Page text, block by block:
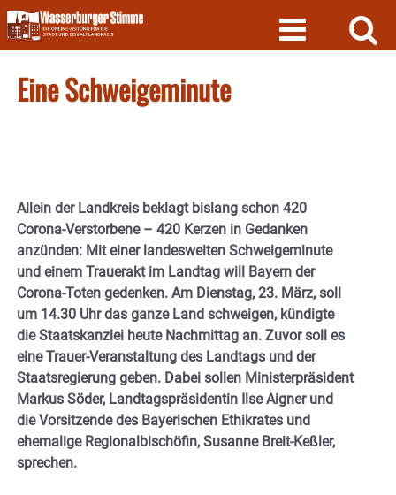
Skip
to
content
Eine Schweigeminute
Allein der Landkreis beklagt bislang schon 420
Corona-Verstorbene – 420 Kerzen in Gedanken
anzünden: Mit einer landesweiten Schweigeminute
und einem Trauerakt im Landtag will Bayern der
Corona-Toten gedenken. Am Dienstag, 23. März, soll
um 14.30 Uhr das ganze Land schweigen, kündigte
die Staatskanzlei heute Nachmittag an. Zuvor soll es
eine Trauer-Veranstaltung des Landtags und der
Staatsregierung geben. Dabei sollen Ministerpräsident
Markus Söder, Landtagspräsidentin Ilse Aigner und
die Vorsitzende des Bayerischen Ethikrates und
ehemalige Regionalbischöfin, Susanne Breit-Keßler,
sprechen.